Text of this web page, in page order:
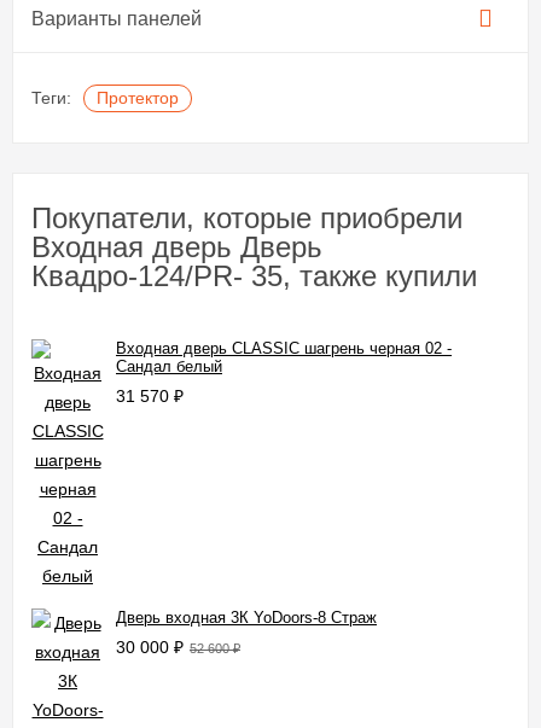
Варианты панелей
Теги: Протектор
Покупатели, которые приобрели
Входная дверь Дверь
Квадро-124/PR- 35, также купили
Входная дверь CLASSIC шагрень черная 02 -
Сандал белый
31 570 ₽
Дверь входная 3К YoDoors-8 Страж
30 000 ₽ 52 600₽